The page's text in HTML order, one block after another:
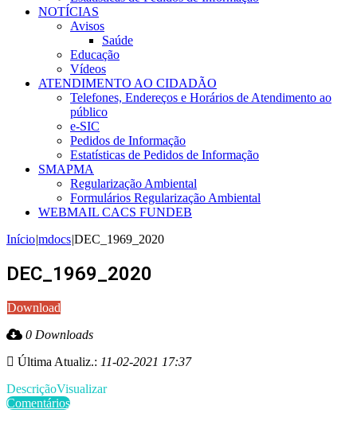
NOTÍCIAS
Avisos
Saúde
Educação
Vídeos
ATENDIMENTO AO CIDADÃO
Telefones, Endereços e Horários de Atendimento ao
público
e-SIC
Pedidos de Informação
Estatísticas de Pedidos de Informação
SMAPMA
Regularização Ambiental
Formulários Regularização Ambiental
WEBMAIL CACS FUNDEB
Início|mdocs|DEC_1969_2020
DEC_1969_2020
Download
0 Downloads
Última Atualiz.: 11-02-2021 17:37
DescriçãoVisualizar
Comentários